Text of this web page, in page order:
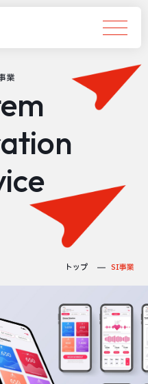
業
トップ SI事業